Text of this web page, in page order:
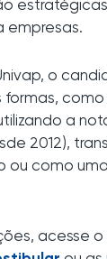
empresas.
o
como
a
2012),
ou como
acesse o